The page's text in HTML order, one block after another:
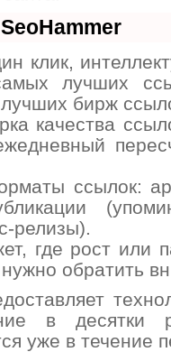
клик,
лучших
бирж
качества
ссылок:
релизы).
где рост или
обратить
в
уже в течение